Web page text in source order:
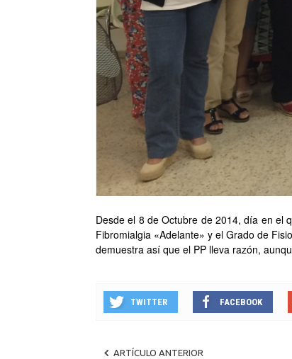
Desde el 8 de Octubre de 2014, día en el
Fibromialgia «Adelante» y el Grado de
demuestra así que el PP lleva razón,
TWITTER FACEBOOK
ARTÍCULO ANTERIOR